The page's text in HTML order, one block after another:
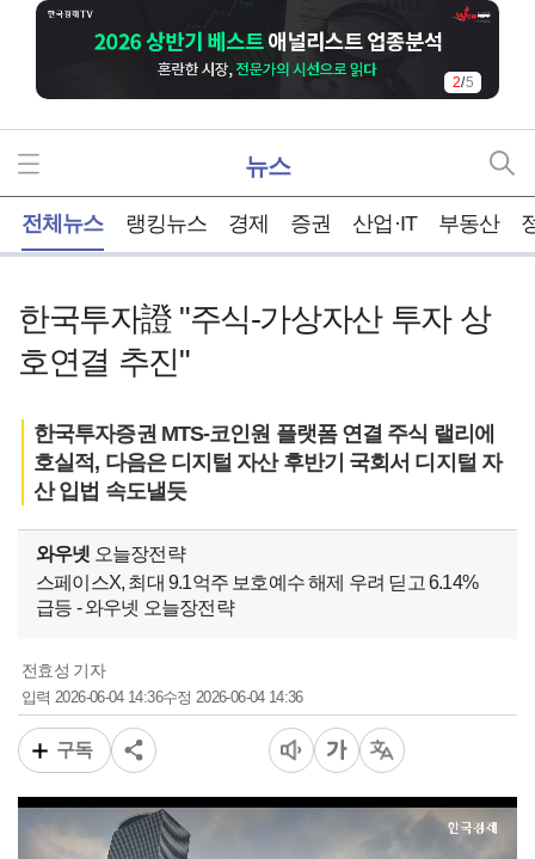
2/5
뉴스
전체뉴스 랭킹뉴스 경제 증권 산업·IT 부동산
한국투자證 "주식-가상자산 투자 상
호연결 추진"
한국투자증권 MTS-코인원 플랫폼 연결 주식 랠리에
호실적, 다음은 디지털 자산 후반기 국회서 디지털 자
산 입법 속도낼듯
와우넷 오늘장전략
스페이스X, 최대 9.1억주 보호예수 해제 우려 딛고 6.14%
급등 - 와우넷 오늘장전략
전효성 기자
입력2026-06-04 14:36수정 2026-06-04 14:36
구독